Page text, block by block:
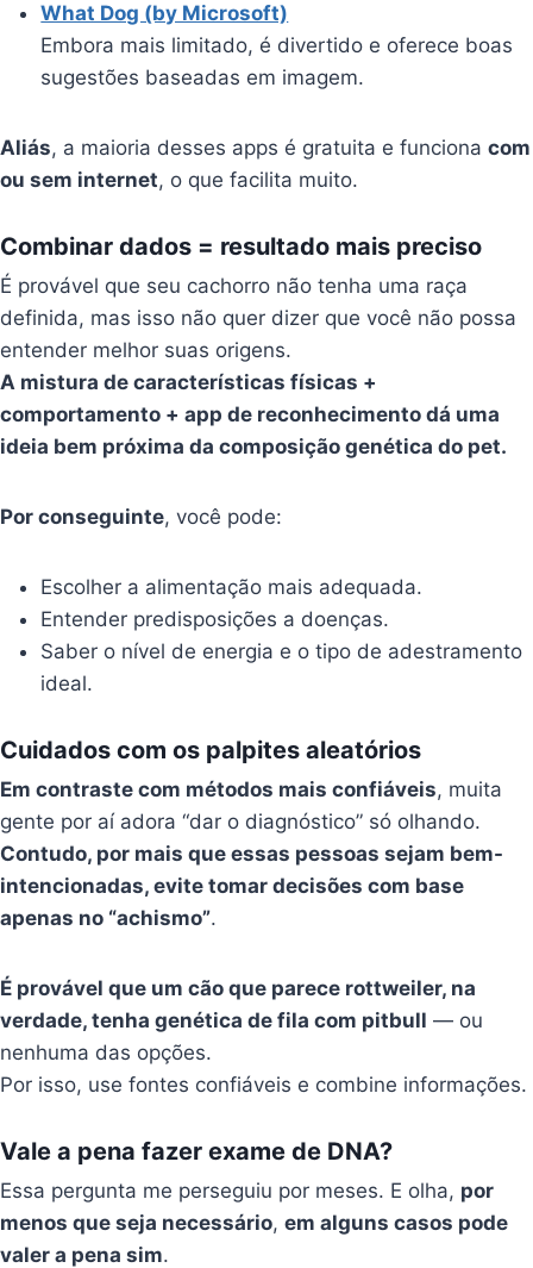
What Dog (by Microsoft)
Embora mais limitado, é divertido e oferece boas
sugestões baseadas em imagem.
Aliás, a maioria desses apps é gratuita e funcionacom
ou sem internet, o que facilita muito.
Combinar dados = resultado mais preciso
É provável que seu cachorro não tenha uma raça
definida, mas isso não quer dizer que você não possa
entender melhor suas origens.
A mistura de características físicas +
comportamento + app de reconhecimento dá uma
ideia bem próxima da composição genética do pet.
Por conseguinte, você pode:
Escolher a alimentação mais adequada.
Entender predisposições a doenças.
Saber o nível de energia e o tipo de adestramento
ideal.
Cuidados com os palpites aleatórios
Em contraste com métodos mais confiáveis, muita
gente por aí adora “dar o diagnóstico” só olhando.
Contudo, por mais que essas pessoas sejam bem-
intencionadas, evite tomar decisões com base
apenas no “achismo”.
É provável que um cão que parece rottweiler, na
verdade, tenha genética de fila com pitbull — ou
nenhuma das opções.
Por isso, use fontes confiáveis e combine informações.
Vale a pena fazer exame de DNA?
Essa pergunta me perseguiu por meses. E olha, por
menos que seja necessário,em alguns casos pode
valer a pena sim.